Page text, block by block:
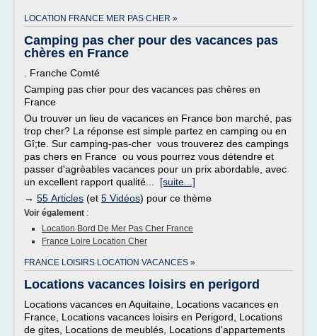
LOCATION FRANCE MER PAS CHER »
Camping pas cher pour des vacances pas
chères en France
. Franche Comté
Camping pas cher pour des vacances pas chères en
France
Ou trouver un lieu de vacances en France bon marché, pas
trop cher? La réponse est simple partez en camping ou en
Gî;te. Sur camping-pas-cher vous trouverez des campings
pas chers en France ou vous pourrez vous détendre et
passer d'agrèables vacances pour un prix abordable, avec
un excellent rapport qualité... [suite...]
→ 55 Articles (et 5 Vidéos) pour ce thème
Voir également :
Location Bord De Mer Pas Cher France
France Loire Location Cher
FRANCE LOISIRS LOCATION VACANCES »
Locations vacances loisirs en perigord
Locations vacances en Aquitaine, Locations vacances en
France, Locations vacances loisirs en Perigord, Locations
de gites, Locations de meublés, Locations d'appartements